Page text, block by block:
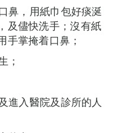
鼻，用紙巾包好痰涎
及儘快洗手；沒有紙
手掌掩着口鼻；
；
進入醫院及診所的人